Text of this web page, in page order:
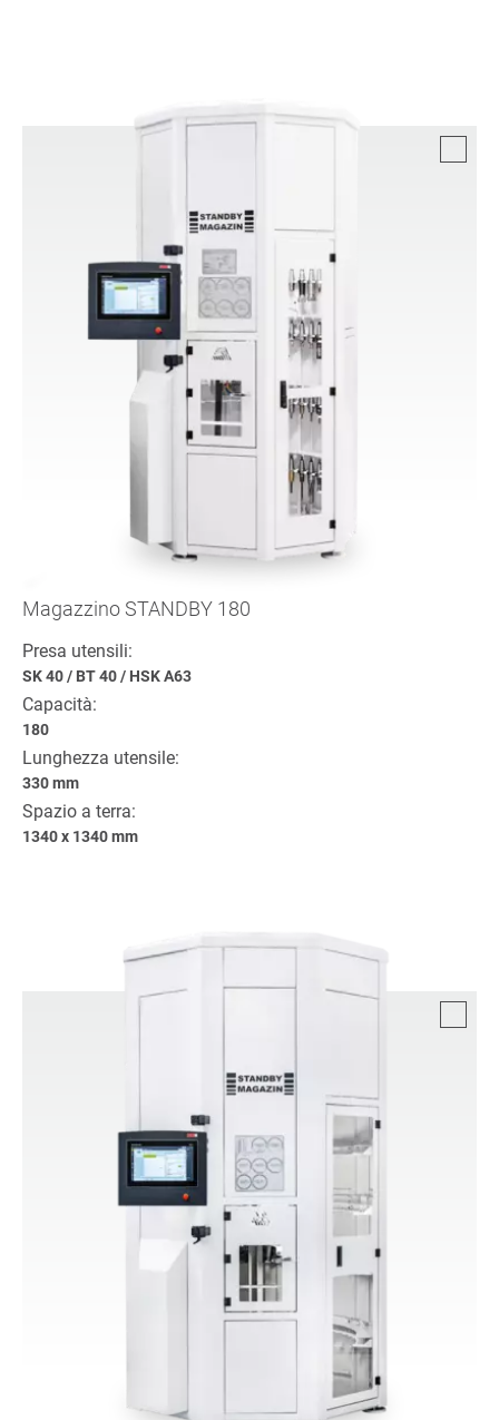
Magazzino STANDBY 180
Presa utensili:
SK 40/ BT 40/ HSK A63
Capacità:
180
Lunghezza utensile:
330 mm
Spazio a terra:
1340 x 1340 mm